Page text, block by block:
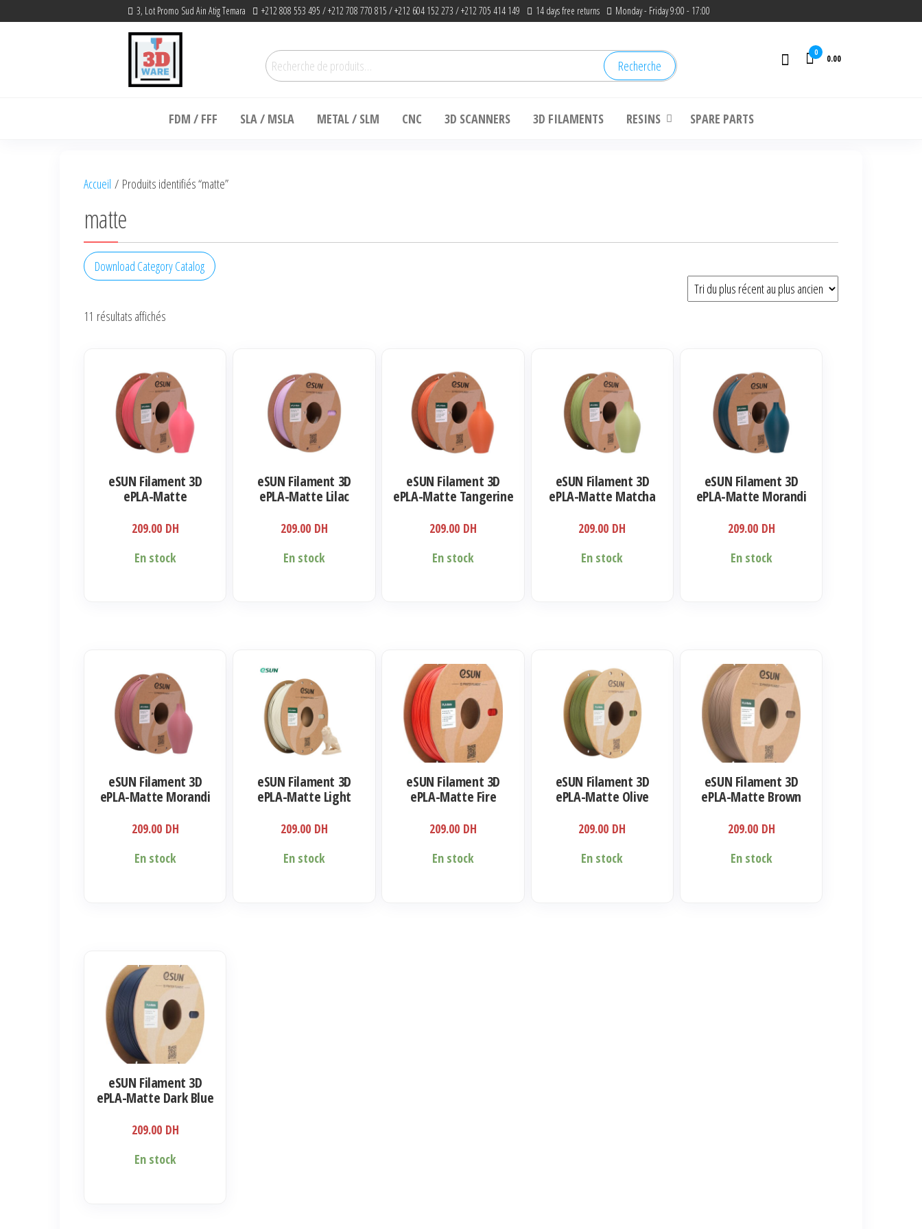
3, Lot Promo Sud Ain Atig Temara +212 808 553 495 / +212 708 770 815 / +212 604 152 273 / +212 705 414 149 14 days free returns Monday - Friday 9:00 - 17:00
Printing in Morocco
Recherche
pour :
Recherche
0
0.00
FDM / FFF SLA / MSLA METAL / SLM CNC 3D SCANNERS 3D FILAMENTS RESINS SPARE PARTS
Accueil / Produits identifiés “matte”
matte
Download Category Catalog
11 résultats affichés
récent
au
plus
ancien
eSUN Filament 3D
ePLA-Matte
1.75mm 1kg
209.00 DH
En stock
eSUN Filament 3D
ePLA-Matte Lilac
209.00 DH
En stock
eSUN Filament 3D
ePLA-Matte Tangerine
1.75mm 1kg
209.00 DH
En stock
eSUN Filament 3D
ePLA-Matte Matcha
209.00 DH
En stock
eSUN Filament 3D
ePLA-Matte Morandi
209.00 DH
En stock
eSUN Filament 3D
ePLA-Matte Morandi
209.00 DH
En stock
eSUN Filament 3D
ePLA-Matte Light
209.00 DH
En stock
eSUN Filament 3D
ePLA-Matte Fire
1kg
209.00 DH
En stock
eSUN Filament 3D
ePLA-Matte Olive
209.00 DH
En stock
eSUN Filament 3D
ePLA-Matte Brown
209.00 DH
En stock
eSUN Filament 3D
ePLA-Matte Dark Blue
209.00 DH
En stock